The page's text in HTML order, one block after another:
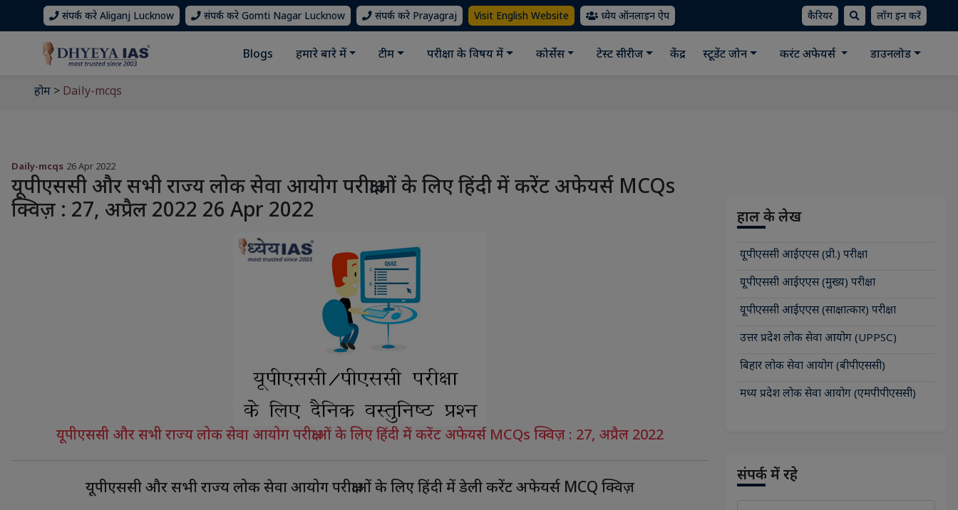
संपर्क करे Aliganj Lucknow संपर्क करे Gomti Nagar Lucknow संपर्क करे Prayagraj Visit English Website ध्येय ऑनलाइन ऐप कैरियर लॉग इन करें
Blogs हमारे बारे में टीम परीक्षा के विषय में कोर्सेस टेस्ट सीरीज केंद्र स्टूडेंट जोन करंट अफेयर्स डाउनलोड
होम > Daily-mcqs
Daily-mcqs 26 Apr 2022
यूपीएससी और सभी राज्य लोक सेवा आयोग परीक्षाओं के लिए हिंदी में करेंट अफेयर्स MCQs
क्विज़ : 27, अप्रैल 2022 26 Apr 2022
यूपीएससी और सभी राज्य लोक सेवा आयोग परीक्षाओं के लिए हिंदी में करेंट अफेयर्स MCQs क्विज़ : 27, अप्रैल 2022
यूपीएससी और सभी राज्य लोक सेवा आयोग परीक्षाओं के लिए हिंदी में डेली करेंट अफेयर्स MCQ क्विज़
हाल के लेख
यूपीएससी आईएएस (प्री.) परीक्षा
यूपीएससी आईएएस (मुख्य) परीक्षा
यूपीएससी आईएएस (साक्षात्कार) परीक्षा
उत्तर प्रदेश लोक सेवा आयोग (UPPSC)
बिहार लोक सेवा आयोग (बीपीएससी)
मध्य प्रदेश लोक सेवा आयोग (एमपीपीएससी)
संपर्क में रहे